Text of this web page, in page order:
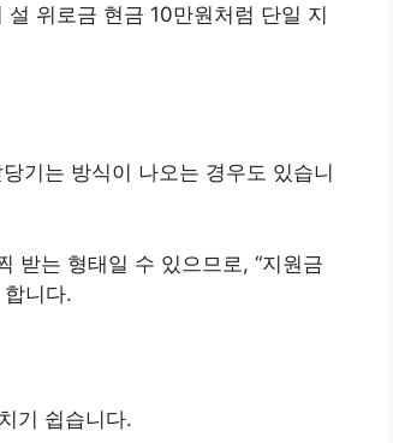
위로금 현금 10만원처럼 단일 지
기는 방식이 나오는 경우도 있습니
받는 형태일 수 있으므로, “지원금
니다.
기 쉽습니다.